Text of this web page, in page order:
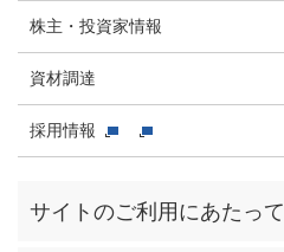
株主・投資家情報
資材調達
採用情報
サイトのご利用にあたって